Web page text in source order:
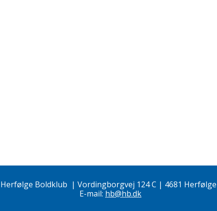
Herfølge Boldklub | Vordingborgvej 124 C | 4681 Herfølge
E-mail: hb@hb.dk